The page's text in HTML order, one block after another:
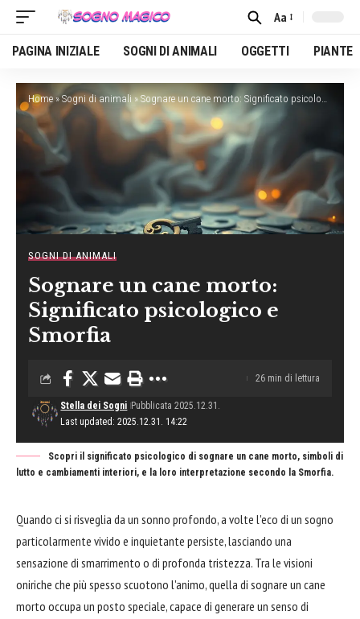
Font
Resizer
Aa
PAGINA INIZIALE SOGNI DI ANIMALI OGGETTI PIANTE
Home»Sogni di animali»Sognare un cane morto: Significato psicologico e Smorfia
SOGNI DI ANIMALI
Sognare un cane morto:
Significato psicologico e
Smorfia
Last updated: 2025.12.31. 14:22
Stella dei Sogni Pubblicata 2025.12.31.
26 min di lettura
Scopri il significato psicologico di sognare un cane morto, simboli di
lutto e cambiamenti interiori, e la loro interpretazione secondo la Smorfia.
Quando ci si risveglia da un sonno profondo, a volte l'eco di un sogno
particolarmente vivido e inquietante persiste, lasciando una
sensazione di smarrimento o di profonda tristezza. Tra le visioni
oniriche che più spesso scuotono l'animo, quella di sognare un cane
morto occupa un posto speciale, capace di generare un senso di